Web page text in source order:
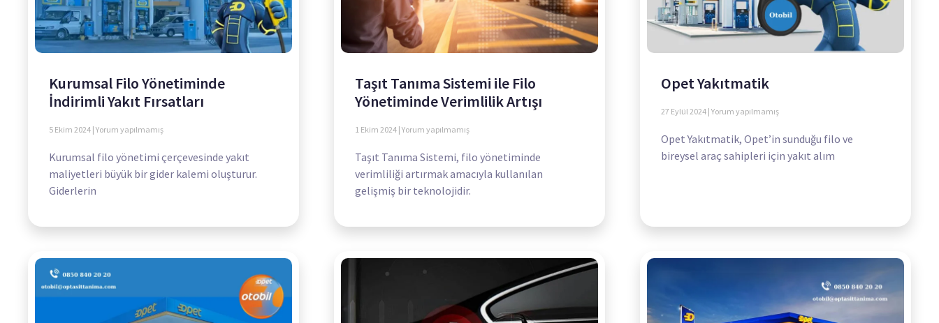
Kurumsal Filo Yönetiminde
İndirimli Yakıt Fırsatları
5 Ekim 2024 Yorum yapılmamış
Kurumsal filo yönetimi çerçevesinde yakıt
maliyetleri büyük bir gider kalemi oluşturur.
Giderlerin
Taşıt Tanıma Sistemi ile Filo
Yönetiminde Verimlilik Artışı
1 Ekim 2024 Yorum yapılmamış
Taşıt Tanıma Sistemi, filo yönetiminde
verimliliği artırmak amacıyla kullanılan
gelişmiş bir teknolojidir.
Opet Yakıtmatik
27 Eylül 2024 Yorum yapılmamış
Opet Yakıtmatik, Opet’in sunduğu filo ve
bireysel araç sahipleri için yakıt alım